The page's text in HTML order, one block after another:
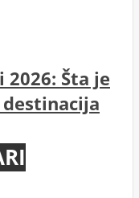
Šta je